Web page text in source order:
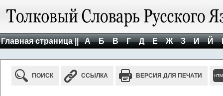
Главная страница || А Б В Г Д Е Ж З И Й
ПОИСК ССЫЛКА ВЕРСИЯ ДЛЯ ПЕЧАТИ